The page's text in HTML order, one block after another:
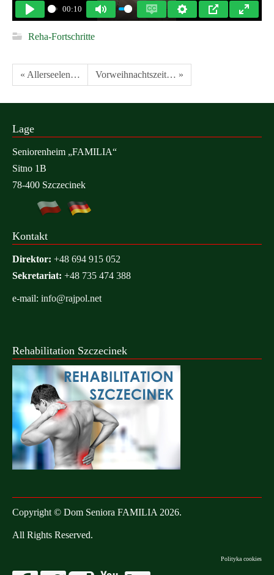
Play
00:10
Mute
Enable SettingsPIP
Enter
Reha-Fortschritte
« Allerseelen… Vorweihnachtszeit… »
Lage
Seniorenheim „FAMILIA“
Sitno 1B
78-400 Szczecinek
Kontakt
Direktor: +48 694 915 052
Sekretariat: +48 735 474 388
e-mail: info@rajpol.net
Rehabilitation Szczecinek
Copyright © Dom Seniora FAMILIA 2026.
All Rights Reserved.
Polityka cookies